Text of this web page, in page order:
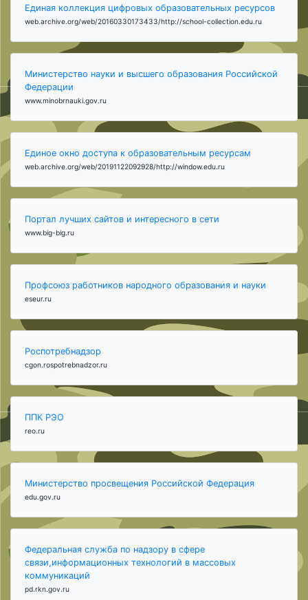
Единая коллекция цифровых образовательных ресурсов
web.archive.org/web/20160330173433/http://school-collection.edu.ru
Министерство науки и высшего образования Российской
Федерации
www.minobrnauki.gov.ru
Единое окно доступа к образовательным ресурсам
web.archive.org/web/20191122092928/http://window.edu.ru
Портал лучших сайтов и интересного в сети
www.big-big.ru
Профсоюз работников народного образования и науки
eseur.ru
Роспотребнадзор
cgon.rospotrebnadzor.ru
ППК РЭО
reo.ru
Министерство просвещения Российской Федерация
edu.gov.ru
Федеральная служба по надзору в сфере
связи,информационных технологий в массовых
коммуникаций
pd.rkn.gov.ru